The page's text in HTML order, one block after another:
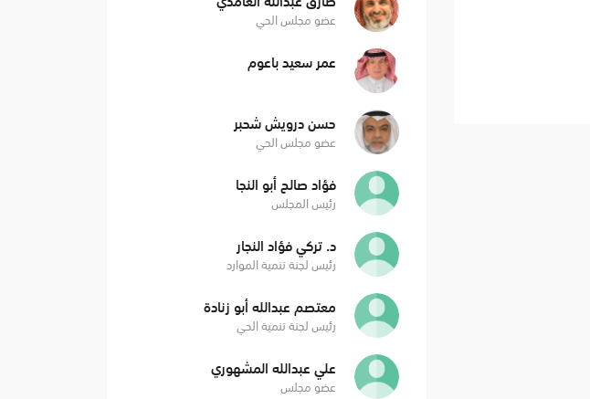
عضو مجلس الحي
عمر سعيد باعوم
حسن درويش شحبر
عضو مجلس الحي
فؤاد صالح أبو النجا
رئيس المجلس
د. تركي فؤاد النجار
رئيس لجنة تنمية الموارد
معتصم عبدالله أبو زنادة
رئيس لجنة تنمية الحي
علي عبدالله المشهوري
عضو مجلس